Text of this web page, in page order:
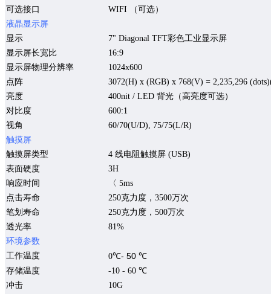
可选接口
WIFI
（可选）
液晶显示屏
显示
7" Diagonal TFT彩色工业显示屏
显示屏长宽比
16:9
显示屏物理分辨率 1024x600
点阵
3072(H) x (RGB) x 768(V) = 2,235,296
亮度
400nit / LED 背光（高亮度可选）
对比度
600:1
视角
60/70(U/D), 75/75(L/R)
触摸屏
触摸屏类型 4 线电阻触摸屏 (USB)
表面硬度
3H
响应时间
〈 5ms
点击寿命
250克力度， 3500万次
笔划寿命
250克力度， 500万次
透光率
81%
环境参数
工作温度
0℃- 50 ℃
存储温度
-1 0 - 60 ℃
冲击
10G